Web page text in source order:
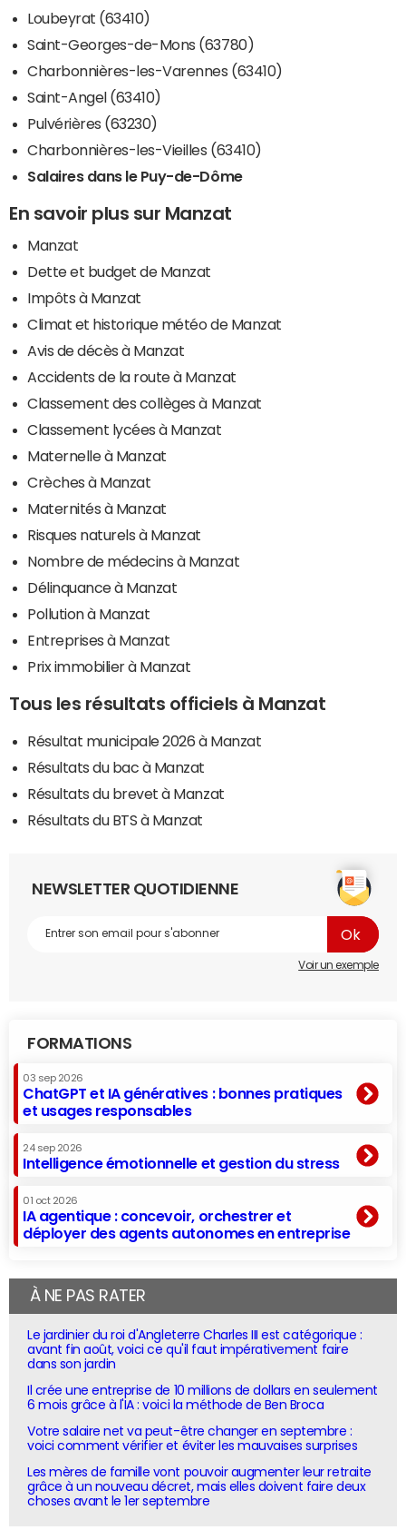
Loubeyrat (63410)
Saint-Georges-de-Mons (63780)
Charbonnières-les-Varennes (63410)
Saint-Angel (63410)
Pulvérières (63230)
Charbonnières-les-Vieilles (63410)
Salaires dans le Puy-de-Dôme
En savoir plus sur Manzat
Manzat
Dette et budget de Manzat
Impôts à Manzat
Climat et historique météo de Manzat
Avis de décès à Manzat
Accidents de la route à Manzat
Classement des collèges à Manzat
Classement lycées à Manzat
Maternelle à Manzat
Crèches à Manzat
Maternités à Manzat
Risques naturels à Manzat
Nombre de médecins à Manzat
Délinquance à Manzat
Pollution à Manzat
Entreprises à Manzat
Prix immobilier à Manzat
Tous les résultats officiels à Manzat
Résultat municipale 2026 à Manzat
Résultats du bac à Manzat
Résultats du brevet à Manzat
Résultats du BTS à Manzat
NEWSLETTER QUOTIDIENNE
Voir un exemple
FORMATIONS
03 sep 2026
ChatGPT et IA génératives : bonnes pratiques
et usages responsables
24 sep 2026
Intelligence émotionnelle et gestion du stress
01 oct 2026
IA agentique : concevoir, orchestrer et
déployer des agents autonomes en entreprise
À NE PAS RATER
Le jardinier du roi d'Angleterre Charles III est catégorique :
avant fin août, voici ce qu'il faut impérativement faire
dans son jardin
Il crée une entreprise de 10 millions de dollars en seulement
6 mois grâce à l'IA : voici la méthode de Ben Broca
Votre salaire net va peut-être changer en septembre :
voici comment vérifier et éviter les mauvaises surprises
Les mères de famille vont pouvoir augmenter leur retraite
grâce à un nouveau décret, mais elles doivent faire deux
choses avant le 1er septembre